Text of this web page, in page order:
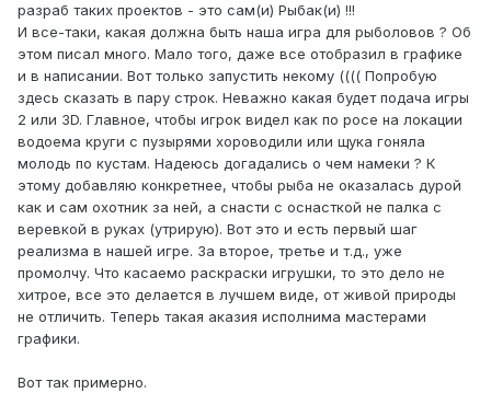
разраб таких проектов - это сам(и) Рыбак(и) !!!
И все-таки, какая должна быть наша игра для рыболовов ? Об
этом писал много. Мало того, даже все отобразил в графике
и в написании. Вот только запустить некому (((( Попробую
здесь сказать в пару строк. Неважно какая будет подача игры
2 или 3D. Главное, чтобы игрок видел как по росе на локации
водоема круги с пузырями хороводили или щука гоняла
молодь по кустам. Надеюсь догадались о чем намеки ? К
этому добавляю конкретнее, чтобы рыба не оказалась дурой
как и сам охотник за ней, а снасти с оснасткой не палка с
веревкой в руках (утрирую). Вот это и есть первый шаг
реализма в нашей игре. За второе, третье и т.д., уже
промолчу. Что касаемо раскраски игрушки, то это дело не
хитрое, все это делается в лучшем виде, от живой природы
не отличить. Теперь такая аказия исполнима мастерами
графики.
Вот так примерно.